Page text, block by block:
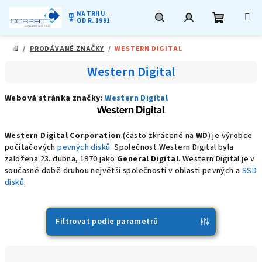
military_tech NA TRHU
OD R. 1991
DOMŮ
/ PRODÁVANÉ ZNAČKY / WESTERN DIGITAL
Western Digital
Webová stránka značky:Western Digital
Western Digital Corporation (často zkrácené na WD) je výrobce
počítačovýchpevných disků. Společnost Western Digital byla
založena 23. dubna, 1970jako General Digital. Western Digital je v
současné době druhou největší společností v oblasti pevných a SSD
disků.
Filtrovat podle parametrů